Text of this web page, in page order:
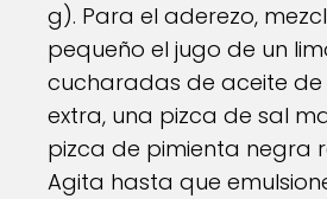
g). Para el aderezo,
pequeño el jugo de un
cucharadas de aceite de
extra, una pizca de sal
pizca de pimienta negra
Agita hasta que